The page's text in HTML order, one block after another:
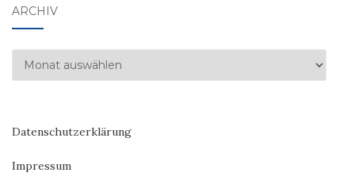
ARCHIV
Archiv
Datenschutzerklärung
Impressum